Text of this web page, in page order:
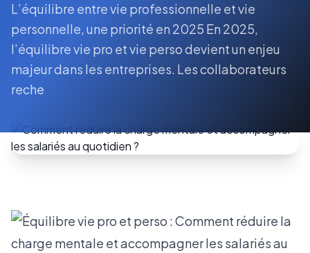
L’équilibre entre vie professionnelle et vie
personnelle, une priorité en 2025 En 2025,
l’équilibre vie pro et vie perso devient un enjeu
majeur dans les entreprises. Les collaborateurs
reche